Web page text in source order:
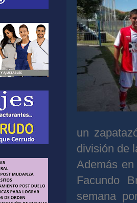
un
división de
Además en
Facundo
semana